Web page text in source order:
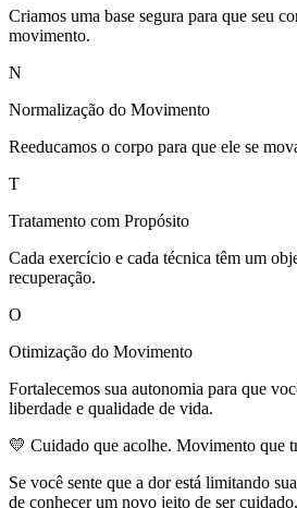
Criamos uma base segura para que seu
movimento.
N
Normalização do Movimento
Reeducamos o corpo para que ele se
T
Tratamento com Propósito
Cada exercício e cada técnica têm um
recuperação.
O
Otimização do Movimento
Fortalecemos sua autonomia para que
liberdade e qualidade de vida.
💛 Cuidado que acolhe. Movimento que
Se você sente que a dor está limitando
de conhecer um novo jeito de ser cuidado.